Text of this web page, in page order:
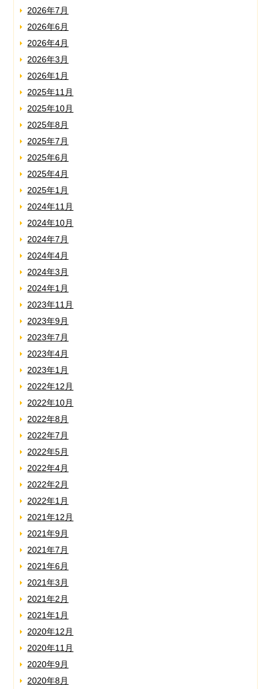
2026年7月
2026年6月
2026年4月
2026年3月
2026年1月
2025年11月
2025年10月
2025年8月
2025年7月
2025年6月
2025年4月
2025年1月
2024年11月
2024年10月
2024年7月
2024年4月
2024年3月
2024年1月
2023年11月
2023年9月
2023年7月
2023年4月
2023年1月
2022年12月
2022年10月
2022年8月
2022年7月
2022年5月
2022年4月
2022年2月
2022年1月
2021年12月
2021年9月
2021年7月
2021年6月
2021年3月
2021年2月
2021年1月
2020年12月
2020年11月
2020年9月
2020年8月